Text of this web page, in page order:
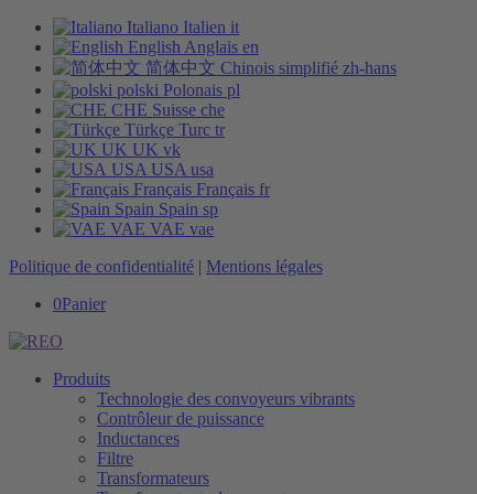
Italiano Italien it
English Anglais en
简体中文 Chinois simplifié zh-hans
polski Polonais pl
CHE Suisse che
Türkçe Turc tr
UK UK vk
USA USA usa
Français Français fr
Spain Spain sp
VAE VAE vae
Politique de confidentialité | Mentions légales
0Panier
Produits
Technologie des convoyeurs vibrants
Contrôleur de puissance
Inductances
Filtre
Transformateurs